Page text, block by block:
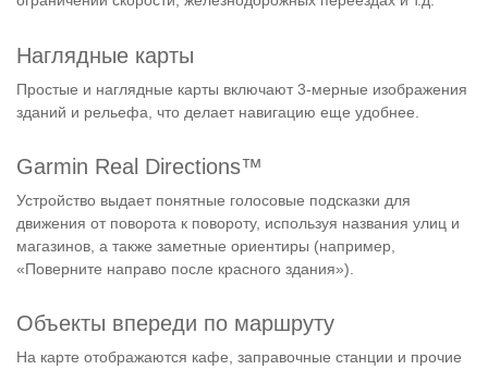
Наглядные карты
Простые и наглядные карты включают 3-мерные изображения
зданий и рельефа, что делает навигацию еще удобнее.
Garmin Real Directions™
Устройство выдает понятные голосовые подсказки для
движения от поворота к повороту, используя названия улиц и
магазинов, а также заметные ориентиры (например,
«Поверните направо после красного здания»).
Объекты впереди по маршруту
На карте отображаются кафе, заправочные станции и прочие